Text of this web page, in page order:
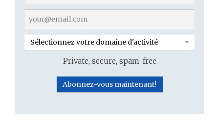
Sélectionnez votre domaine d'activité
Private, secure, spam-free